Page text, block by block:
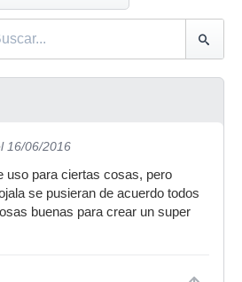
16/06/2016
uso para ciertas cosas, pero
se pusieran de acuerdo todos
buenas para crear un super